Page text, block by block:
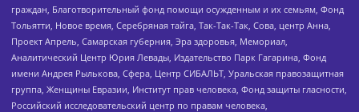
граждан, Благотворительный фонд помощи осужденным и их семьям, Фонд
Тольятти, Новое время, Серебряная тайга, Так-Так-Так, Сова, центр Анна,
Проект Апрель, Самарская губерния, Эра здоровья, Мемориал,
Аналитический Центр Юрия Левады, Издательство Парк Гагарина, Фонд
имени Андрея Рылькова, Сфера, Центр СИБАЛЬТ, Уральская правозащитная
группа, Женщины Евразии, Институт прав человека, Фонд защиты гласности,
Российский исследовательский центр по правам человека,